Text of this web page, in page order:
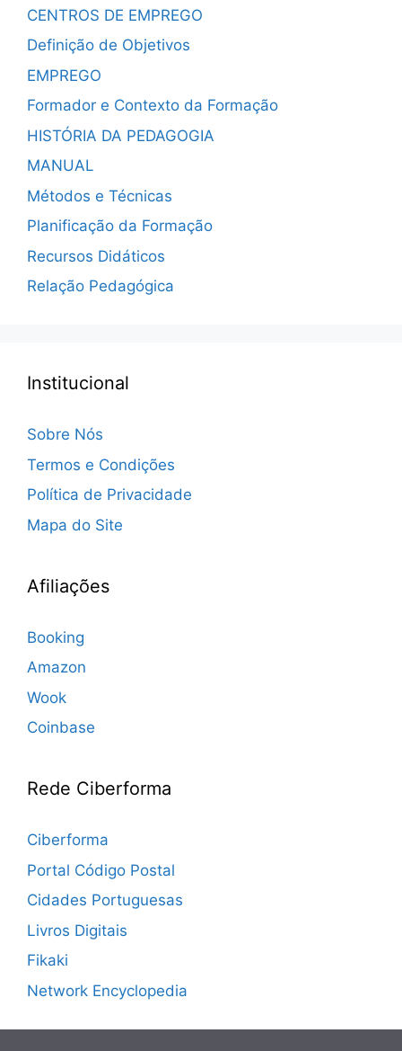
CENTROS DE EMPREGO
Definição de Objetivos
EMPREGO
Formador e Contexto da Formação
HISTÓRIA DA PEDAGOGIA
MANUAL
Métodos e Técnicas
Planificação da Formação
Recursos Didáticos
Relação Pedagógica
Institucional
Sobre Nós
Termos e Condições
Política de Privacidade
Mapa do Site
Afiliações
Booking
Amazon
Wook
Coinbase
Rede Ciberforma
Ciberforma
Portal Código Postal
Cidades Portuguesas
Livros Digitais
Fikaki
Network Encyclopedia